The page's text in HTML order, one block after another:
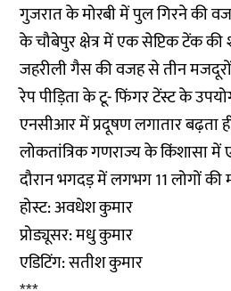
गुजरात के मोरबी में पुल गिरने की
के चौबेपुर क्षेत्र में एक सेप्टिक टेंक
जहरीली गैस की वजह से तीन मजदूरों
रेप पीड़िता के टू- फिंगर टेंस्ट के
एनसीआर में प्रदूषण लगातार बढ़ता
लोकतांत्रिक गणराज्य के किंशासा
दौरान भगदड़ में लगभग 11 लोगों
होस्ट: अवधेश कुमार
प्रोड्यूसर: मधु कुमार
एडिटिंग: सतीश कुमार